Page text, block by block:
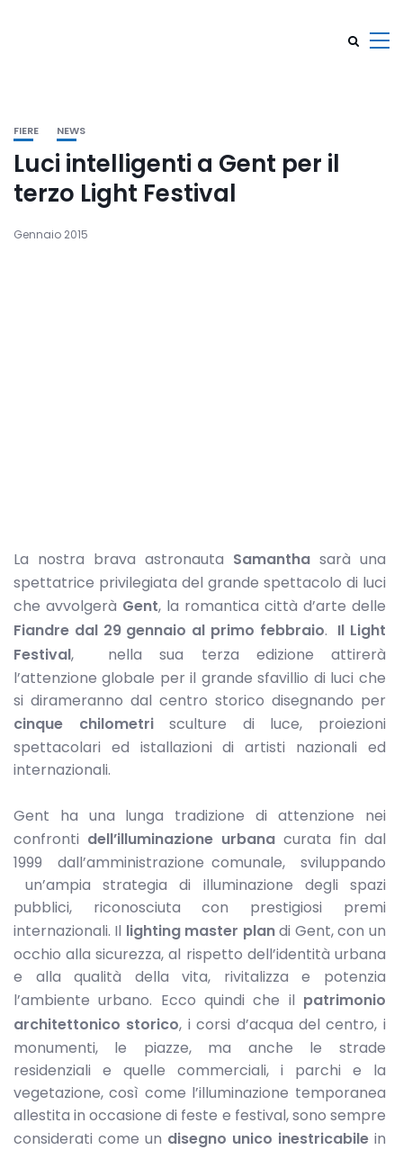
FIERE NEWS
Luci intelligenti a Gent per il
terzo Light Festival
Gennaio 2015
La nostra brava astronauta Samanthasarà una
spettatrice privilegiata del grande spettacolo di luci
che avvolgerà Gent, la romantica città d’arte delle
Fiandre dal 29 gennaio al primo febbraio. Il Light
Festival, nella sua terza edizione attirerà
l’attenzione globale per il grande sfavillio di luci che
si dirameranno dal centro storico disegnando per
cinque chilometrisculture di luce, proiezioni
spettacolari ed istallazioni di artisti nazionali ed
internazionali.
Gent ha una lunga tradizione di attenzione nei
confronti dell’illuminazione urbanacurata fin dal
1999 dall’amministrazione comunale, sviluppando
un’ampia strategia di illuminazione degli spazi
pubblici, riconosciuta con prestigiosi premi
internazionali. Il lighting master plandi Gent, con un
occhio alla sicurezza, al rispetto dell’identità urbana
e alla qualità della vita, rivitalizza e potenzia
l’ambiente urbano. Ecco quindi che il patrimonio
architettonico storico, i corsi d’acqua del centro, i
monumenti, le piazze, ma anche le strade
residenziali e quelle commerciali, i parchi e la
vegetazione, così come l’illuminazione temporanea
allestita in occasione di feste e festival, sono sempre
considerati come un disegno unico inestricabilein